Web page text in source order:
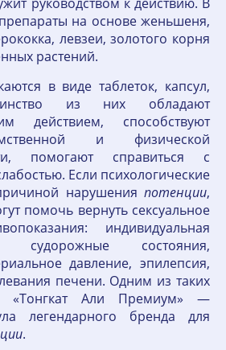
препараты на основе женьшеня,
левзеи, золотого корня
растений.
в виде таблеток, капсул,
из них обладают
действием, способствуют
и физической
помогают справиться с
Если психологические
нарушения потенции,
помочь вернуть сексуальное
индивидуальная
судорожные состояния,
давление, эпилепсия,
печени. Одним из таких
«Тонгкат Али Премиум» —
легендарного бренда для
.